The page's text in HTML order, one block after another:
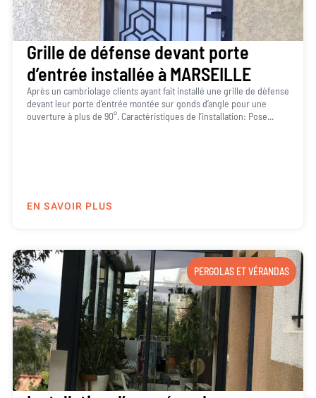
Grille de défense devant porte
d’entrée installée à MARSEILLE
Après un cambriolage clients ayant fait installé une grille de défense
devant leur porte d’entrée montée sur gonds d’angle pour une
ouverture à plus de 90°. Caractéristiques de l’installation: Pose...
EN SAVOIR PLUS
PERGOLAS ET VÉRANDAS